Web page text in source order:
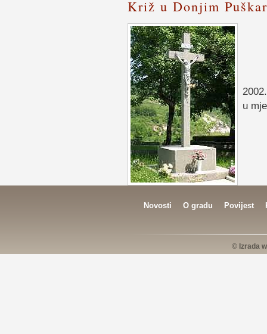
Križ u Donjim
u
Novosti O gradu Povijest
© Izrada